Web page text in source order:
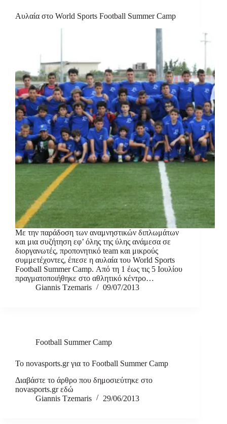
Αυλαία στο World Sports Football Summer Camp
Με την παράδοση των αναμνηστικών διπλωμάτων
και μια συζήτηση εφ’ όλης της ύλης ανάμεσα σε
διοργανωτές, προπονητικό team και μικρούς
συμμετέχοντες, έπεσε η αυλαία του World Sports
Football Summer Camp. Από τη 1 έως τις 5 Ιουλίου
πραγματοποιήθηκε στο αθλητικό κέντρο…
Giannis Tzemaris
09/07/2013
Football Summer Camp
Το novasports.gr για το Football Summer Camp
Διαβάστε το άρθρο που δημοσιεύτηκε στο
novasports.gr εδώ
Giannis Tzemaris
29/06/2013